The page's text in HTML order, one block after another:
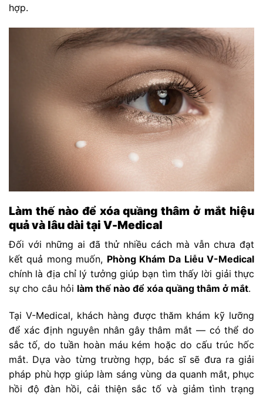
hợp.
Làm thế nào để xóa quầng thâm ở mắt hiệu
quả và lâu dài tại V-Medical
Đối với những ai đã thử nhiều cách mà vẫn chưa đạt
kết quả mong muốn, Phòng Khám Da Liễu V-Medical
chính là địa chỉ lý tưởng giúp bạn tìm thấy lời giải thực
sự cho câu hỏi làm thế nào để xóa quầng thâm ở mắt.
Tại V-Medical, khách hàng được thăm khám kỹ lưỡng
để xác định nguyên nhân gây thâm mắt — có thể do
sắc tố, do tuần hoàn máu kém hoặc do cấu trúc hốc
mắt. Dựa vào từng trường hợp, bác sĩ sẽ đưa ra giải
pháp phù hợp giúp làm sáng vùng da quanh mắt, phục
hồi độ đàn hồi, cải thiện sắc tố và giảm tình trạng